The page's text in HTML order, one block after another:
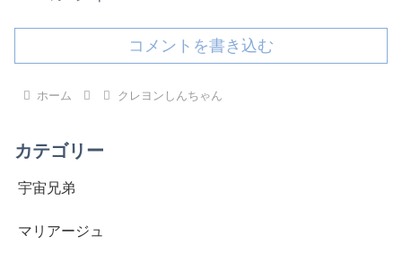
コメントを書き込む
ホーム クレヨンしんちゃん
カテゴリー
宇宙兄弟
マリアージュ